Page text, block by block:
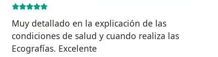
Muy detallado en la explicación de las
condiciones de salud y cuando realiza las
Ecografías. Excelente